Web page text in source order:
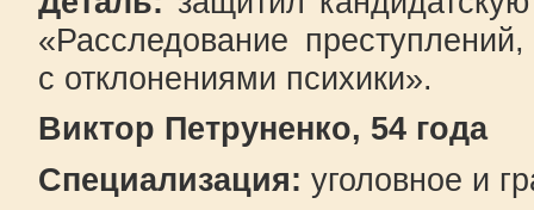
«Расследование
с отклонениями психики».
Виктор Петруненко, 54 года
Специализация: уголовное и